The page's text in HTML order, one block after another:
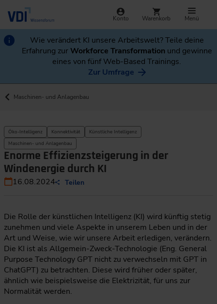
Konto Warenkorb Menü
Wie verändert KI unsere Arbeitswelt? Teile deine
Erfahrung zurWorkforce Transformation und gewinne
eines von fünf Web-Based Trainings.
Zur Umfrage
Maschinen- und Anlagenbau
Öko-Intelligenz Konnektivität
Künstliche Intelligenz
Maschinen- und Anlagenbau
Enorme Effizienzsteigerung in der
Windenergie durch KI
16.08.2024 Teilen
Die Rolle der künstlichen Intelligenz (KI) wird künftig stetig
zunehmen und viele Aspekte in unserem Leben und in der
Art und Weise, wie wir unsere Arbeit erledigen, verändern.
Die KI ist als Allgemein-Zweck-Technologie (Eng. General
Purpose Technology GPT nicht zu verwechseln mit GPT in
ChatGPT) zu betrachten. Diese wird früher oder später,
ähnlich wie beispielsweise die Elektrizität, für uns zur
Normalität werden.